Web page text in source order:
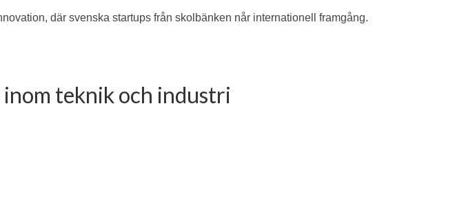
där svenska startups från skolbänken når internationell framgång.
teknik och industri